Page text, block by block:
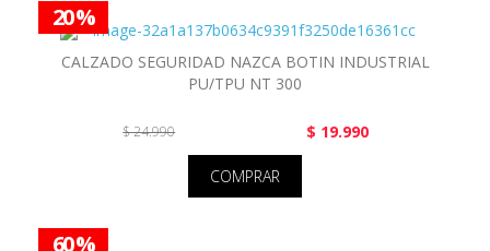
20 %
CALZADO SEGURIDAD NAZCA BOTIN INDUSTRIAL
PU/TPU NT 300
$ 24.990 $ 19.990
COMPRAR
60 %